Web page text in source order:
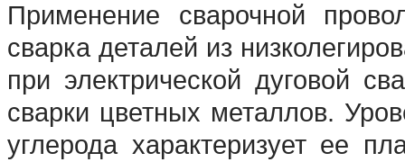
Применение сварочной
сварка деталей из
при электрической дуговой
сварки цветных металлов.
углерода характеризует ее